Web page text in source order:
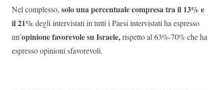
Nel complesso, solo una percentuale compresa tra il 13% e
il 21% degli intervistati in tutti i Paesi intervistati ha espresso
un’opinione favorevole su Israele,rispetto al 63%-70% che ha
espresso opinioni sfavorevoli.